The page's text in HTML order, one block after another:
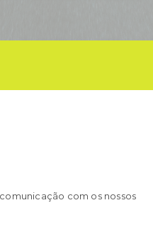
com os nossos